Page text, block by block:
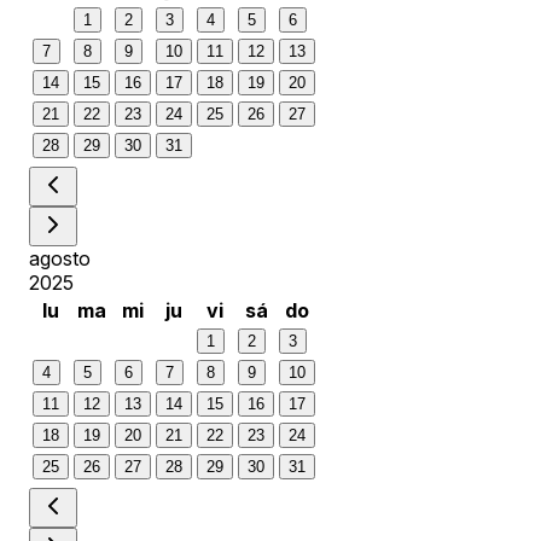
1 2 3 4 5
6
7
8 9 10 11 12
13
14
15 16 17 18 19
20
21
22 23 24 25 26
27
28
29 30 31
agosto
2025
lu
ma mi ju vi sá do
1 2
3
4
5 6 7 8 9
10
11
12 13 14 15 16
17
18
19 20 21 22 23
24
25
26 27 28 29 30 31